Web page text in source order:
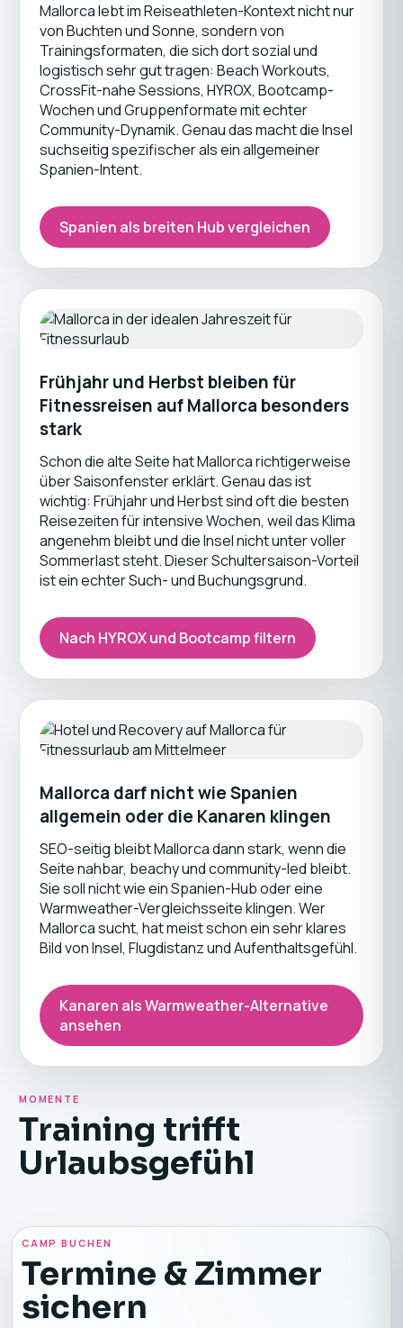
Mallorca lebt im Reiseathleten-Kontext nicht nur
von Buchten und Sonne, sondern von
Trainingsformaten, die sich dort sozial und
logistisch sehr gut tragen: Beach Workouts,
CrossFit-nahe Sessions, HYROX, Bootcamp-
Wochen und Gruppenformate mit echter
Community-Dynamik. Genau das macht die Insel
suchseitig spezifischer als ein allgemeiner
Spanien-Intent.
Spanien als breiten Hub vergleichen
Frühjahr und Herbst bleiben für
Fitnessreisen auf Mallorca besonders
stark
Schon die alte Seite hat Mallorca richtigerweise
über Saisonfenster erklärt. Genau das ist
wichtig: Frühjahr und Herbst sind oft die besten
Reisezeiten für intensive Wochen, weil das Klima
angenehm bleibt und die Insel nicht unter voller
Sommerlast steht. Dieser Schultersaison-Vorteil
ist ein echter Such- und Buchungsgrund.
Nach HYROX und Bootcamp filtern
Mallorca darf nicht wie Spanien
allgemein oder die Kanaren klingen
SEO-seitig bleibt Mallorca dann stark, wenn die
Seite nahbar, beachy und community-led bleibt.
Sie soll nicht wie ein Spanien-Hub oder eine
Warmweather-Vergleichsseite klingen. Wer
Mallorca sucht, hat meist schon ein sehr klares
Bild von Insel, Flugdistanz und Aufenthaltsgefühl.
Kanaren als Warmweather-Alternative
ansehen
MOMENTE
Training trifft
Urlaubsgefühl
CAMP BUCHEN
Termine & Zimmer
sichern